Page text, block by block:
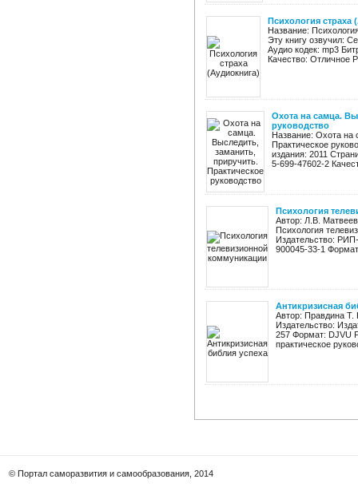
Психология страха
Название:
Эту книгу озвучил:
Аудио кодек: mp3
Качество: Отличное
Охота на самца.
руководство
Название: Охота на
Практическое
издания: 2011
5-699-47602-2
Психология
Автор: Л.В.
Психология
Издательство:
900045-33-1
Антикризисная
Автор: Правдина Т.
Издательство:
257 Формат: DJVU
практическое
© Портал саморазвития и самообразования, 2014